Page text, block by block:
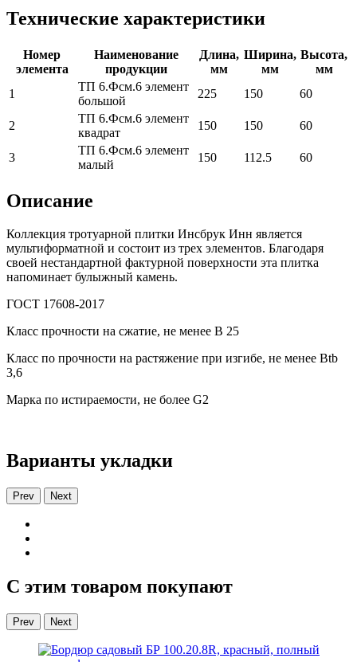
Технические характеристики
Номер
элемента
Наименование
продукции
Длина,
мм
Ширина,
мм
Высота,
мм
1
ТП 6.Фсм.6 элемент
большой
225 150 60
2
ТП 6.Фсм.6 элемент
квадрат
150 150 60
3
ТП 6.Фсм.6 элемент
малый
150 112.5 60
Описание
Коллекция тротуарной плитки Инсбрук Инн является
мультиформатной и состоит из трех элементов. Благодаря
своей нестандартной фактурной поверхности эта плитка
напоминает булыжный камень.
ГОСТ 17608-2017
Класс прочности на сжатие, не менее В 25
Класс по прочности на растяжение при изгибе, не менее Вtb
3,6
Марка по истираемости, не более G2
Варианты укладки
Prev Next
С этим товаром покупают
Prev Next